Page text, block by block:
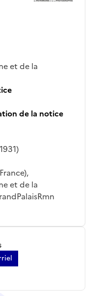
et de la
de la notice
et de la